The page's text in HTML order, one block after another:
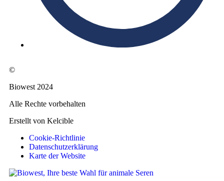
©
Biowest 2024
Alle Rechte vorbehalten
Erstellt von Kelcible
Cookie-Richtlinie
Datenschutzerklärung
Karte der Website